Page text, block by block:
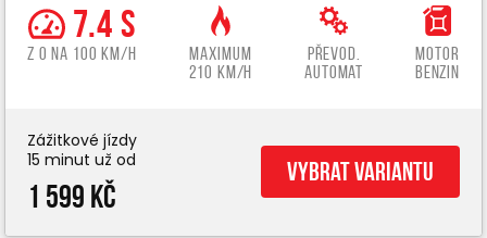
7.4 s
z 0 na 100 km/h
Maximum
210 km/h
Převod.
automat
Motor
benzin
Zážitkové jízdy
15 minut už od
1 599 Kč
Vybrat variantu